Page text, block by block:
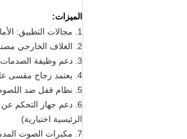
الميزات:
1. مجالات التطبيق: الأماكن العامة ، على سبيل المثال ، مركز تجاري ، مطعم ، مطار ، ساحة ، مباني تجارية ، إلخ.
2. الغلاف الخارجي مصنوع من مواد معدنية ذات نوعية جيدة للغاية ، والتي يتم طلاؤها بواسطة مسحوق رش العمل الحرفي.
3. دعم وظيفة الصدمات والغبار.
4. يعتمد زجاج مقسى عالي الشفافية (4-6 مم) كطبقة حماية لمنع كسر أو تشويه لوحة LCD / LED.
5. نظام قفل ضد اللصوص يمنع سرقة أجهزة التخزين (بطاقات SD / CF).
الرئيسية اختيارية)
7. مكبرات الصوت المدمجة: 2 × 5 واط.مكبر الصوت / مقبس الصوت 3.5 مم اختياري.